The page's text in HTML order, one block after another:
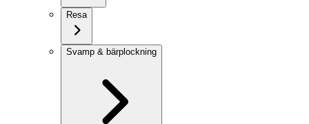
Resa
Svamp & bärplockning